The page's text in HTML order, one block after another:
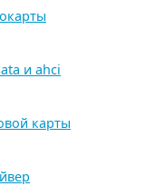
и ahci
карты